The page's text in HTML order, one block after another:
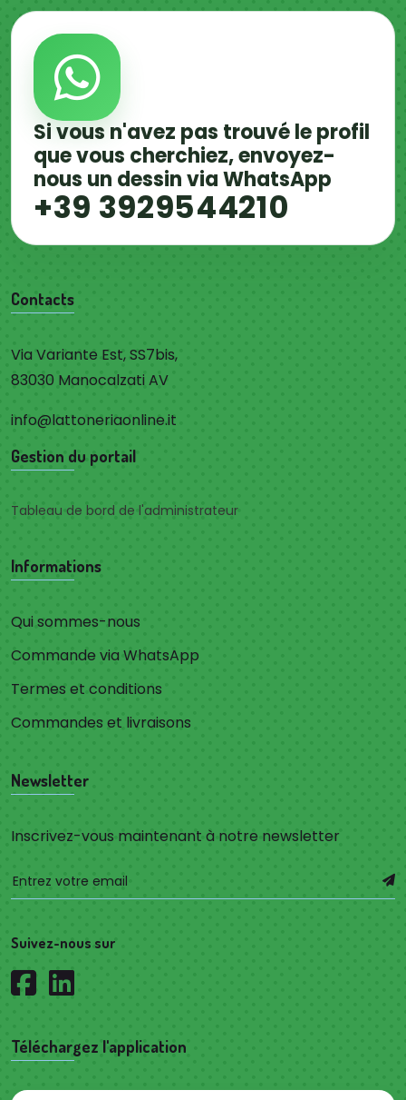
Si vous n'avez pas trouvé le profil
que vous cherchiez, envoyez-
nous un dessin via WhatsApp
+39 3929544210
Contacts
Via Variante Est, SS7bis,
83030 Manocalzati AV
info@lattoneriaonline.it
Gestion du portail
Tableau de bord de l'administrateur
Informations
Qui sommes-nous
Commande via WhatsApp
Termes et conditions
Commandes et livraisons
Newsletter
Inscrivez-vous maintenant à notre newsletter
Suivez-nous sur
Téléchargez l'application